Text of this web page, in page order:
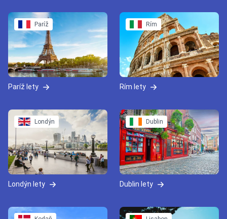
Paríž
Paríž lety
Rím
Rím lety
Londýn
Londýn lety
Dublin
Dublin lety